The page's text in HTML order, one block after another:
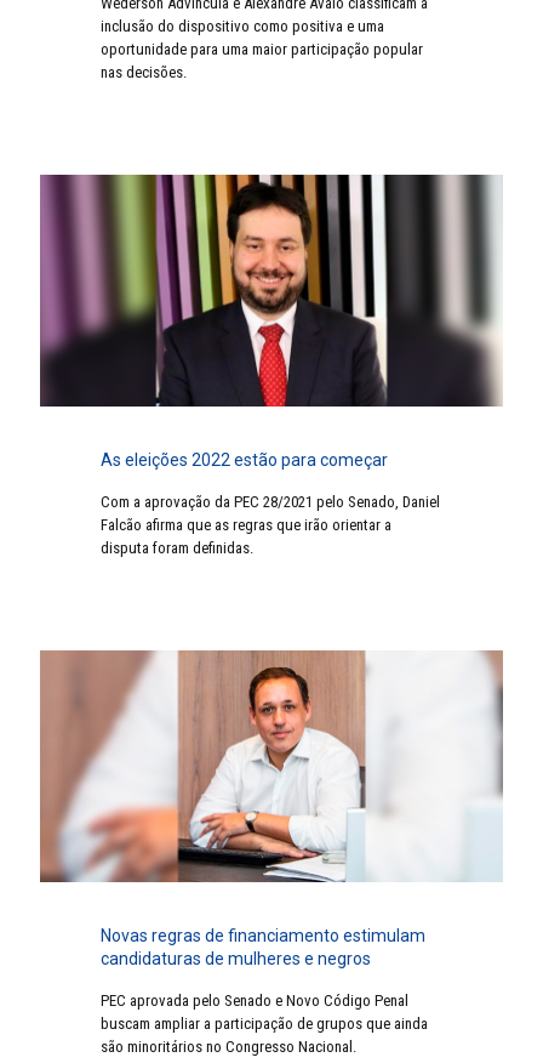
inclusão do dispositivo como positiva e uma
oportunidade para uma maior participação popular
nas decisões.
As eleições 2022 estão para começar
Com a aprovação da PEC 28/2021 pelo Senado, Daniel
Falcão afirma que as regras que irão orientar a
disputa foram definidas.
Novas regras de financiamento estimulam
candidaturas de mulheres e negros
PEC aprovada pelo Senado e Novo Código Penal
buscam ampliar a participação de grupos que ainda
são minoritários no Congresso Nacional.